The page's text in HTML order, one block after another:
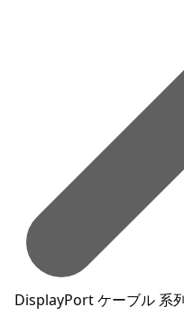
DisplayPort ケーブル 系